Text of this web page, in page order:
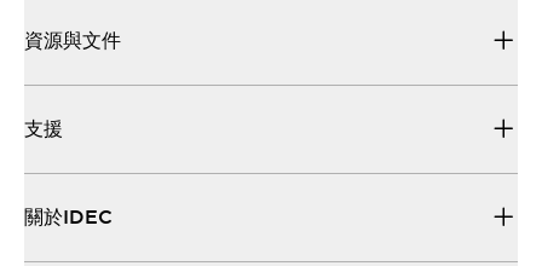
資源與文件
支援
關於IDEC